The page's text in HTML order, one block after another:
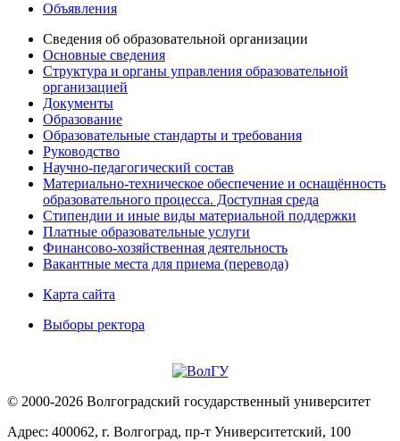
Объявления
Сведения об образовательной организации
Основные сведения
Структура и органы управления образовательной
организацией
Документы
Образование
Образовательные стандарты и требования
Руководство
Научно-педагогический состав
Материально-техническое обеспечение и оснащённость
образовательного процесса. Доступная среда
Стипендии и иные виды материальной поддержки
Платные образовательные услуги
Финансово-хозяйственная деятельность
Вакантные места для приема (перевода)
Карта сайта
Выборы ректора
© 2000-2026 Волгоградский государственный университет
Адрес: 400062, г. Волгоград, пр-т Университетский, 100